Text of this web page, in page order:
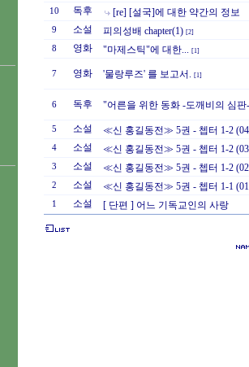
10 독후 [re] [설국]에 대한 약간의 정보
9 소설 피의성배 chapter(1) [2]
8 영화 "마제스틱"에 대한... [1]
7 영화 '물랑루즈' 를 보고서. [1]
6 독후 "어른을 위한 동화 -도깨비의 심판
5 소설 ≪신 홍길동전≫ 5권 - 쳅터 1-2
4 소설 ≪신 홍길동전≫ 5권 - 쳅터 1-2
3 소설 ≪신 홍길동전≫ 5권 - 쳅터 1-2
2 소설 ≪신 홍길동전≫ 5권 - 쳅터 1-1
1 소설 [ 단편 ] 어느 기독교인의 사랑